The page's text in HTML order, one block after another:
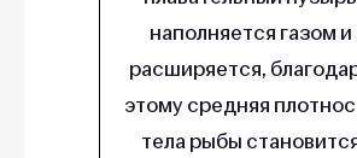
наполняется газом и
расширяется,
этому средняя
тела рыбы